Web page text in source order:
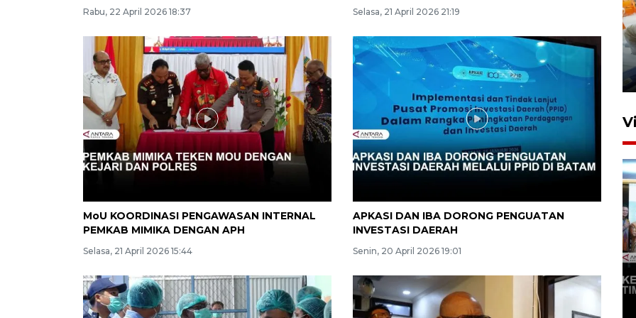
Rabu, 22 April 2026 18:37 Selasa, 21 April 2026 21:19
MoU KOORDINASI PENGAWASAN INTERNAL
PEMKAB MIMIKA DENGAN APH
Selasa, 21 April 2026 15:44
APKASI DAN IBA DORONG PENGUATAN
INVESTASI DAERAH
Senin, 20 April 2026 19:01
Mewujudkan damai di Kwamki
Narama
8 Januari 2026 20:19
KORMI MIMIKA RUTIN GELAR
"CAR FREE DAY" SETIAP
SABTU
29 April 2026 17:04